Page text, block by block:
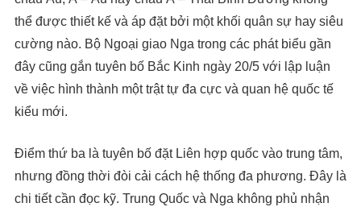
thể được thiết kế và áp đặt bởi một khối quân sự hay siêu
cường nào. Bộ Ngoại giao Nga trong các phát biểu gần
đây cũng gắn tuyên bố Bắc Kinh ngày 20/5 với lập luận
về việc hình thành một trật tự đa cực và quan hệ quốc tế
kiểu mới.
Điểm thứ ba là tuyên bố đặt Liên hợp quốc vào trung tâm,
nhưng đồng thời đòi cải cách hệ thống đa phương. Đây là
chi tiết cần đọc kỹ. Trung Quốc và Nga không phủ nhận